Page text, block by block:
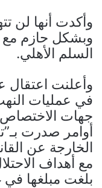
وأكدت أنها لن
وبشكل حازم مع
السلم الأهلي.
وأعلنت
في عمليات
جهات الاختصاص
أوامر صدرت
الخارجة عن
مع أهداف
بلغت مبلغها